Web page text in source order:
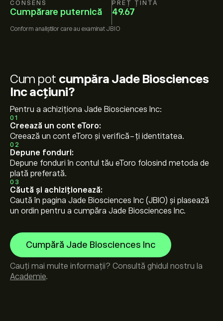
CONSENS
Cumpărare puternică
PREȚ ȚINTĂ
49.67
Conform analiștilor care au examinat JBIO
Cum pot cumpăra Jade Biosciences
Inc acțiuni?
Pentru a achiziționa Jade Biosciences Inc:
01
Creează un cont eToro:
Creează un cont eToro și verifică-ți identitatea.
02
Depune fonduri:
Depune fonduri în contul tău eToro folosind metoda de
plată preferată.
03
Căută și achiziționează:
Caută în pagina Jade Biosciences Inc (JBIO) și plasează
un ordin pentru a cumpăra Jade Biosciences Inc.
Cumpără Jade Biosciences Inc
Cauți mai multe informații? Consultă ghidul nostru la
Academie.